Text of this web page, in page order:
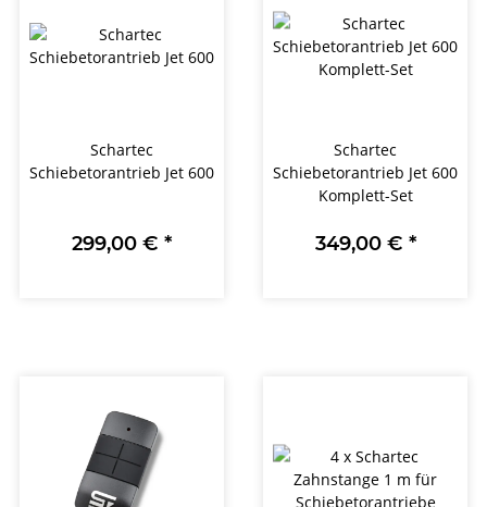
Schartec
Schiebetorantrieb Jet 600
299,00 € *
Schartec
Schiebetorantrieb Jet 600
Komplett-Set
349,00 € *